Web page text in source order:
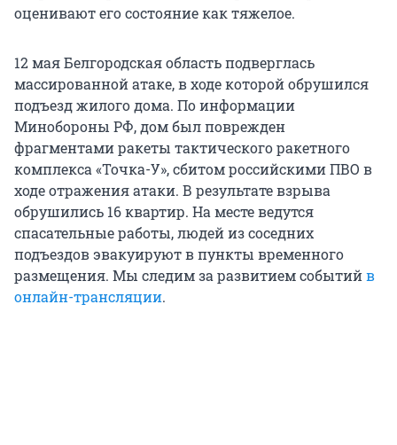
оценивают его состояние как тяжелое.
12 мая Белгородская область подверглась
массированной атаке, в ходе которой обрушился
подъезд жилого дома. По информации
Минобороны РФ, дом был поврежден
фрагментами ракеты тактического ракетного
комплекса «Точка-У», сбитом российскими ПВО в
ходе отражения атаки. В результате взрыва
обрушились 16 квартир. На месте ведутся
спасательные работы, людей из соседних
подъездов эвакуируют в пункты временного
размещения. Мы следим за развитием событийв
онлайн-трансляции.